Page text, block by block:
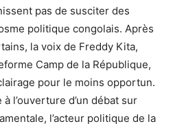
pas de susciter des
politique congolais. Après
la voix de Freddy Kita,
Camp de la République,
pour le moins opportun.
l’ouverture d’un débat sur
l’acteur politique de la